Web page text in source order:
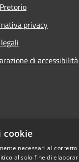
privacy
di accessibilità
cookie
necessari al
al solo fine di